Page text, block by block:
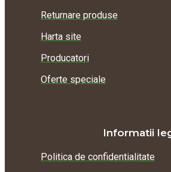
Returnare produse
Harta site
Producatori
Oferte speciale
Informatii
Politica de confidentialitate